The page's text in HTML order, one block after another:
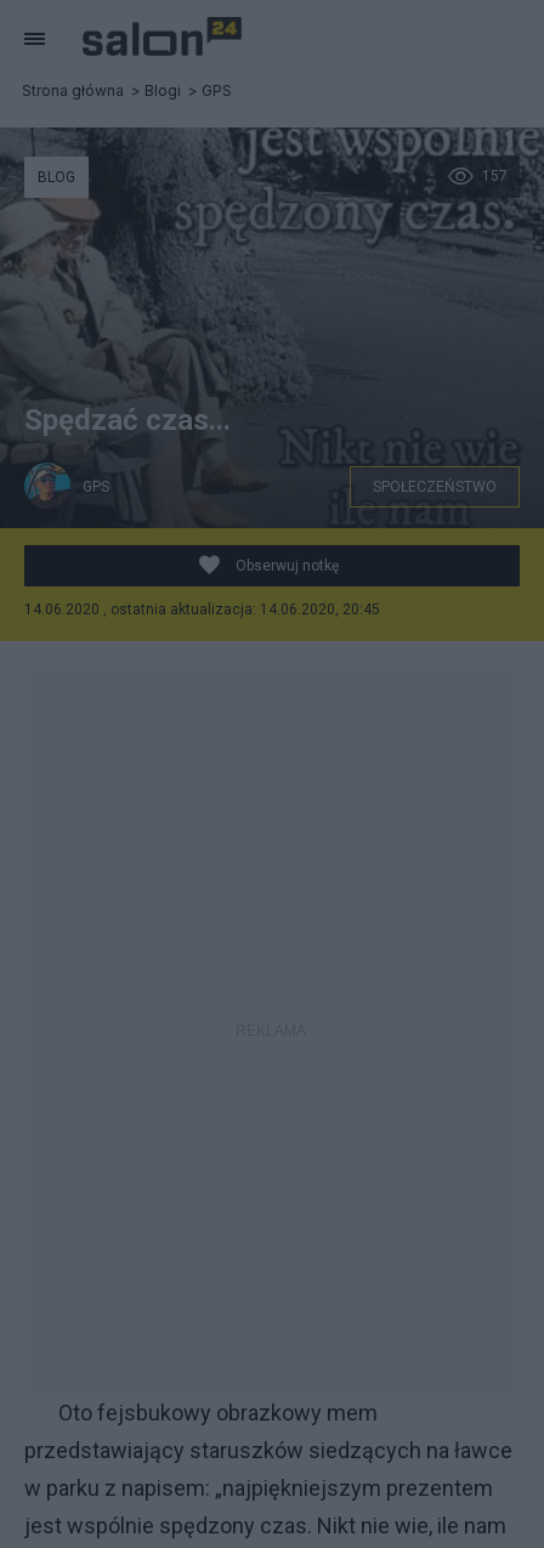
Strona główna Blogi GPS
157
BLOG
Spędzać czas...
GPS SPOŁECZEŃSTWO
Obserwuj notkę
14.06.2020 , ostatnia aktualizacja: 14.06.2020, 20:45
Oto fejsbukowy obrazkowy mem
przedstawiający staruszków siedzących na ławce
w parku z napisem: „najpiękniejszym prezentem
jest wspólnie spędzony czas. Nikt nie wie, ile nam